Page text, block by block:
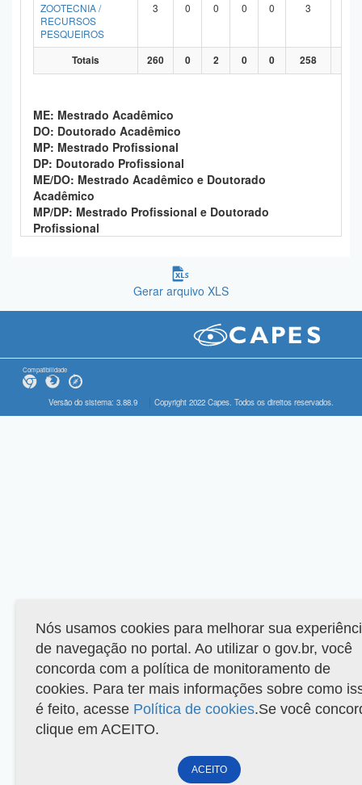
ZOOTECNIA /
RECURSOS
PESQUEIROS
3 0 0 0 0 3
Totais 260 0 2 0 0 258
ME: Mestrado Acadêmico
DO: Doutorado Acadêmico
MP: Mestrado Profissional
DP: Doutorado Profissional
ME/DO: Mestrado Acadêmico e Doutorado
Acadêmico
MP/DP: Mestrado Profissional e Doutorado
Profissional
Gerar arquivo XLS
Compatibilidade
Versão do sistema: 3.88.9 Copyright 2022 Capes. Todos os direitos reservados.
Nós usamos cookies para melhorar sua
de navegação no portal. Ao utilizar o gov.br, você
concorda com a política de monitoramento de
cookies. Para ter mais informações sobre como
é feito, acesse Política de cookies.Se você
clique em ACEITO.
ACEITO